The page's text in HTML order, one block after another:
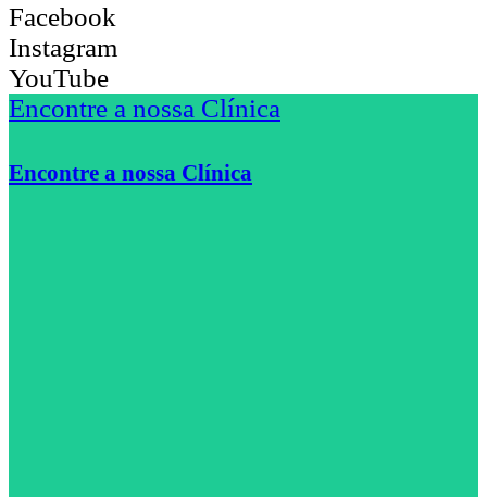
Facebook
Instagram
YouTube
Encontre a nossa Clínica
Encontre a nossa Clínica